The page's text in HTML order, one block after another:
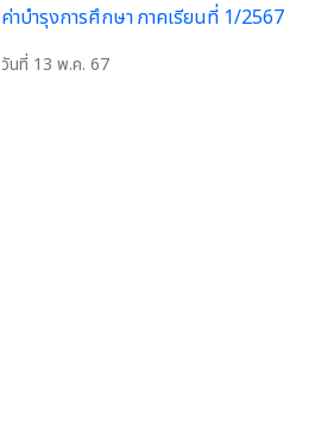
ค่าบำรุงการศึกษา ภาคเรียนที่ 1/2567
วันที่ 13 พ.ค. 67